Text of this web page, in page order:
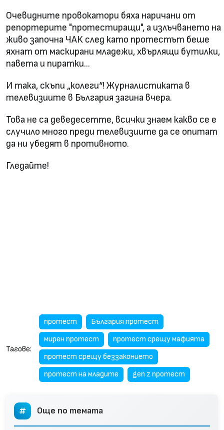
Очевидните провокатори бяха наричани от
репортерите "протестиращи", а излъчването на
живо започна ЧАК след като протестът беше
яхнат от маскирани младежи, хвърлящи бутилки,
павета и пиратки...
И така, скъпи „колеги“! Журналистиката в
телевизиите в България загина вчера.
Това не са деведесетте, всички знаем какво се е
случило много преди телевизиите да се опитат
да ни убедят в противното.
Гледайте!
Тагове:
протест
България протест
мирен протест
протест срещу мафията
протест срещу беззаконието
протест на младите
gen z протест
Още по темата